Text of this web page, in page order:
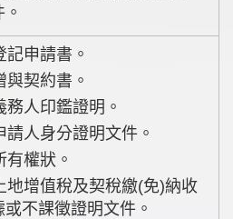
登記申請書。
贈與契約書。
義務人印鑑證明。
申請人身分證明文件。
所有權狀。
或不課徵證明文件。